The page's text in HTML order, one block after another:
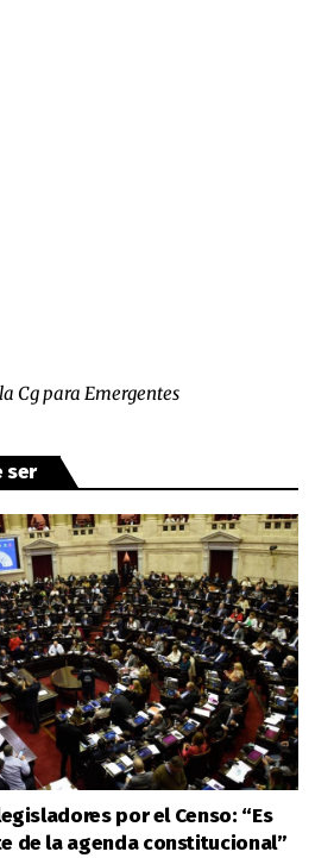
Cg para Emergentes
ser
por el Censo: “Es
de la agenda constitucional”